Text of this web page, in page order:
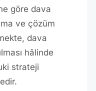
göre dava
ve çözüm
dava
hâlinde
strateji